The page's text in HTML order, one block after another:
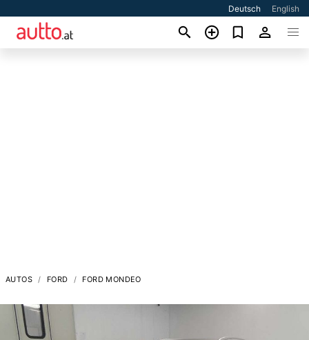
Deutsch English
AUTOS FORD FORD MONDEO